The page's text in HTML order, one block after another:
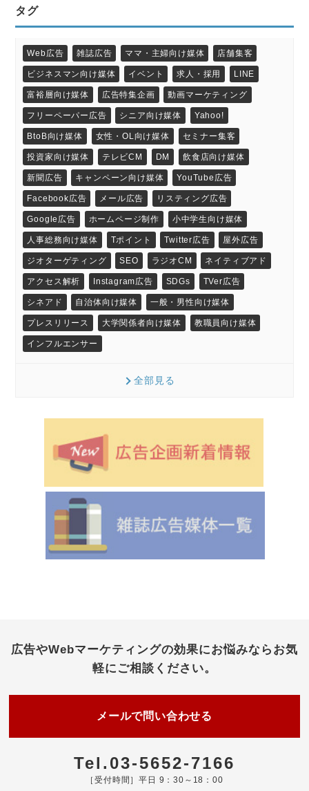
タグ
Web広告 雑誌広告 ママ・主婦向け媒体 店舗集客
ビジネスマン向け媒体 イベント 求人・採用 LINE
富裕層向け媒体 広告特集企画 動画マーケティング
フリーペーパー広告 シニア向け媒体 Yahoo!
BtoB向け媒体 女性・OL向け媒体 セミナー集客
投資家向け媒体 テレビCM DM 飲食店向け媒体
新聞広告 キャンペーン向け媒体 YouTube広告
Facebook広告 メール広告 リスティング広告
Google広告 ホームページ制作 小中学生向け媒体
人事総務向け媒体 Tポイント Twitter広告 屋外広告
ジオターゲティング SEO ラジオCM ネイティブアド
アクセス解析 Instagram広告 SDGs TVer広告
シネアド 自治体向け媒体 一般・男性向け媒体
プレスリリース 大学関係者向け媒体 教職員向け媒体
インフルエンサー
全部見る
広告やWebマーケティングの効果にお悩みなら お気
軽にご相談ください。
メールで問い合わせる
Tel.03-5652-7166
［受付時間］平日 9：30～18：00